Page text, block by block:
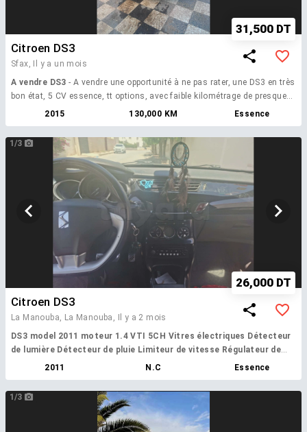
31,500 DT
Citroen DS3
Sfax,
Il y a un mois
A vendre DS3 - A vendre une opportunité à ne pas rater, une DS3 en très
bon état, 5 CV essence, tt options, avec faible kilométrage de presque
130000km, état tôlerie et motorisation impeccable. Tel 22774142
2015 130,000 KM Essence
1/3
26,000 DT
Citroen DS3
La Manouba, La Manouba,
Il y a 2 mois
DS3 model 2011 moteur 1.4 VTI 5CH Vitres électriques Détecteur
de lumière Détecteur de pluie Limiteur de vitesse Régulateur de
vitesse Jantes alliage origine kilométrage 190 000
- DS3 model
Détecteur de pluie Limiteur de vitesse Régulateur de vitesse Jantes
alliage origine kilométrage 190 000 joignable via whatsapp
2011 N.C Essence
1/3